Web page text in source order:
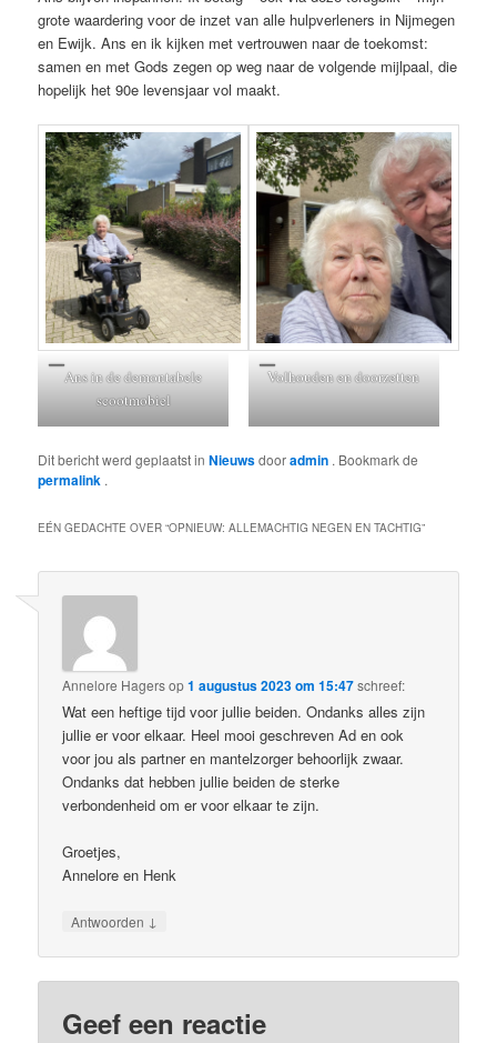
grote waardering voor de inzet van alle hulpverleners in Nijmegen
en Ewijk. Ans en ik kijken met vertrouwen naar de toekomst:
samen en met Gods zegen op weg naar de volgende mijlpaal, die
hopelijk het 90e levensjaar vol maakt.
Ans in de demontabele
scootmobiel
Volhouden en doorzetten
Dit bericht werd geplaatst inNieuwsdooradmin . Bookmark de
permalink .
EÉN GEDACHTE OVER “OPNIEUW: ALLEMACHTIG NEGEN EN TACHTIG”
Annelore Hagersop1 augustus 2023 om 15:47schreef:
Wat een heftige tijd voor jullie beiden. Ondanks alles zijn
jullie er voor elkaar. Heel mooi geschreven Ad en ook
voor jou als partner en mantelzorger behoorlijk zwaar.
Ondanks dat hebben jullie beiden de sterke
verbondenheid om er voor elkaar te zijn.
Groetjes,
Annelore en Henk
Antwoorden ↓
Geef een reactie